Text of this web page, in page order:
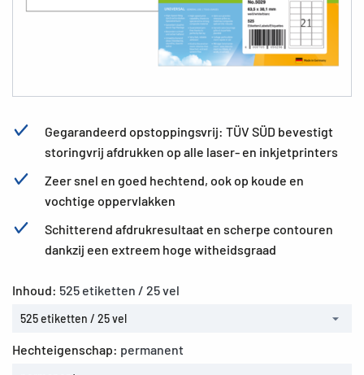
Gegarandeerd opstoppingsvrij: TÜV SÜD bevestigt
storingvrij afdrukken op alle laser- en inkjetprinters
Zeer snel en goed hechtend, ook op koude en
vochtige oppervlakken
Schitterend afdrukresultaat en scherpe contouren
dankzij een extreem hoge witheidsgraad
Inhoud: 525 etiketten / 25 vel
525 etiketten / 25 vel
Hechteigenschap: permanent